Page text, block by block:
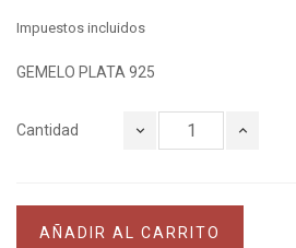
Impuestos incluidos
GEMELO PLATA 925
Cantidad
AÑADIR AL CARRITO